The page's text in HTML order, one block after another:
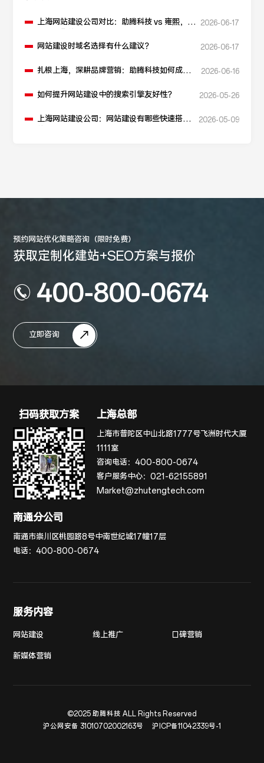
上海网站建设公司对比：助腾科技 vs 雍熙，如
2026-06-17
网站建设时域名选择有什么建议？ 2026-06-17
扎根上海，深耕品牌营销：助腾科技如何成为
2026-06-16
如何提升网站建设中的搜索引擎友好性？ 2026-05-26
上海网站建设公司：网站建设有哪些快速搭建
2026-05-09
预约网站优化策略咨询（限时免费）
获取定制化建站+SEO方案与报价
400-800-0674
立即咨询
扫码获取方案 上海总部
上海市普陀区中山北路1777号飞洲时代大厦
1111室
咨询电话：400-800-0674
客户服务中心：021-62155891
Market@zhutengtech.com
南通分公司
南通市崇川区桃园路8号中南世纪城17幢17层
电话：400-800-0674
服务内容
网站建设 线上推广 口碑营销
新媒体营销
©2025 助腾科技 ALL Rights Reserved
沪公网安备 31010702002163号
沪ICP备11042339号-1